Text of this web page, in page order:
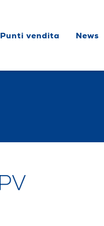
Punti vendita News